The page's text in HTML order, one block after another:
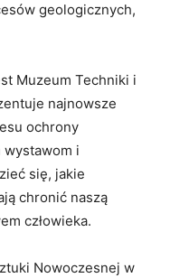
geologicznych,
Muzeum Techniki i
najnowsze
ochrony
i
się, jakie
chronić naszą⁢
człowieka.
Nowoczesnej w